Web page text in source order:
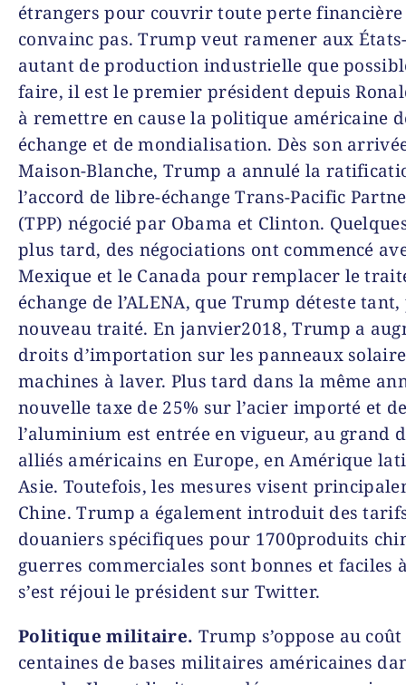
étrangers pour couvrir toute perte financière
convainc pas. Trump veut ramener aux
autant de production industrielle que
faire, il est le premier président depuis
à remettre en cause la politique américaine
échange et de mondialisation. Dès son
Maison-Blanche, Trump a annulé la
l’accord de libre-échange Trans-Pacific
(TPP) négocié par Obama et Clinton.
plus tard, des négociations ont commencé
Mexique et le Canada pour remplacer le
échange de l’ALENA, que Trump déteste
nouveau traité. En janvier2018, Trump a
droits d’importation sur les panneaux
machines à laver. Plus tard dans la même
nouvelle taxe de 25% sur l’acier importé et
l’aluminium est entrée en vigueur, au grand
alliés américains en Europe, en Amérique
Asie. Toutefois, les mesures visent
Chine. Trump a également introduit des
douaniers spécifiques pour 1700produits
guerres commerciales sont bonnes et faciles
s’est réjoui le président sur Twitter.
Politique militaire. Trump s’oppose au
centaines de bases militaires américaines